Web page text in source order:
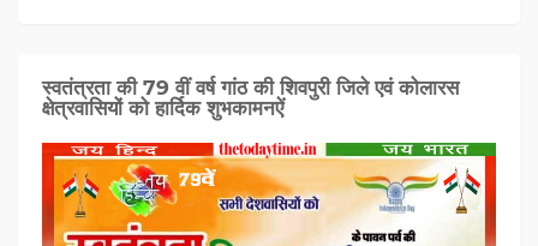
स्वतंत्रता की 79 वीं वर्ष गांठ की शिवपुरी जिले एवं कोलारस
क्षेत्रवासियों को हार्दिक शुभकामनऐं